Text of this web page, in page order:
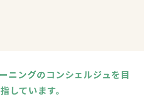
ニングのコンシェルジュを目
指しています。